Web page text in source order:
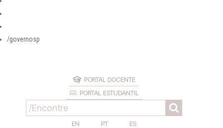
/governosp
PORTAL DOCENTE
PORTAL ESTUDANTIL
EN PT ES